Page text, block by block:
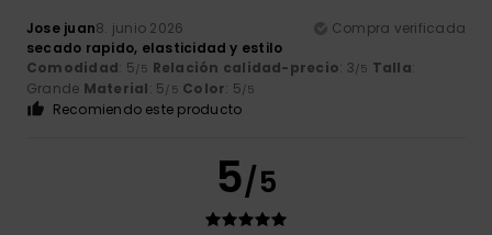
Jose juan8. junio 2026
Compra verificada
secado rapido, elasticidad y estilo
Comodidad: 5/5 Relación calidad-precio: 3/5 Talla:
Grande Material: 5/5 Color: 5/5
Recomiendo este producto
5/5